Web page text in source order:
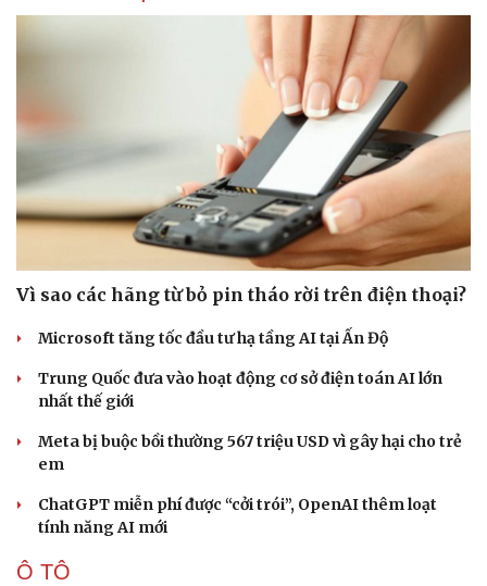
Vì sao các hãng từ bỏ pin tháo rời trên điện thoại?
Microsoft tăng tốc đầu tư hạ tầng AI tại Ấn Độ
Trung Quốc đưa vào hoạt động cơ sở điện toán AI lớn
nhất thế giới
Meta bị buộc bồi thường 567 triệu USD vì gây hại cho trẻ
em
ChatGPT miễn phí được “cởi trói”, OpenAI thêm loạt
tính năng AI mới
Ô TÔ